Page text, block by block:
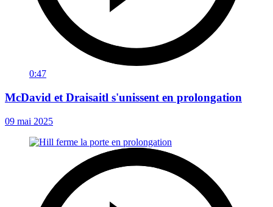
0:47
McDavid et Draisaitl s'unissent en prolongation
09 mai 2025